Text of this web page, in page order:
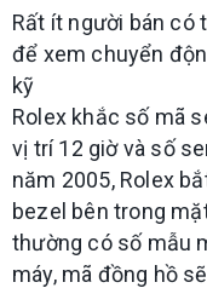
Rất ít người bán có
để xem chuyển
kỹ
Rolex khắc số mã
vị trí 12 giờ và số
năm 2005, Rolex
bezel bên trong
thường có số mẫu
máy, mã đồng hồ